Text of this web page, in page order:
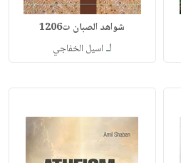
شواهد الصبان ت1206
لـ اسيل الخفاجي